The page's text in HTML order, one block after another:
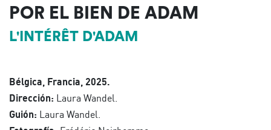
POR EL BIEN DE ADAM
L'INTÉRÊT D'ADAM
Bélgica, Francia, 2025.
Dirección: Laura Wandel.
Guión: Laura Wandel.